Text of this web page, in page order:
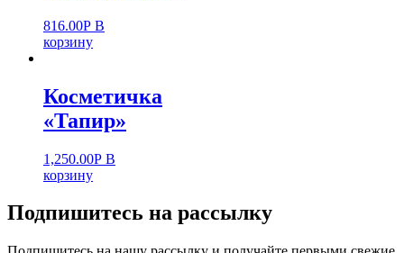
816.00Р В
корзину
Косметичка
«Тапир»
1,250.00Р В
корзину
Подпишитесь на рассылку